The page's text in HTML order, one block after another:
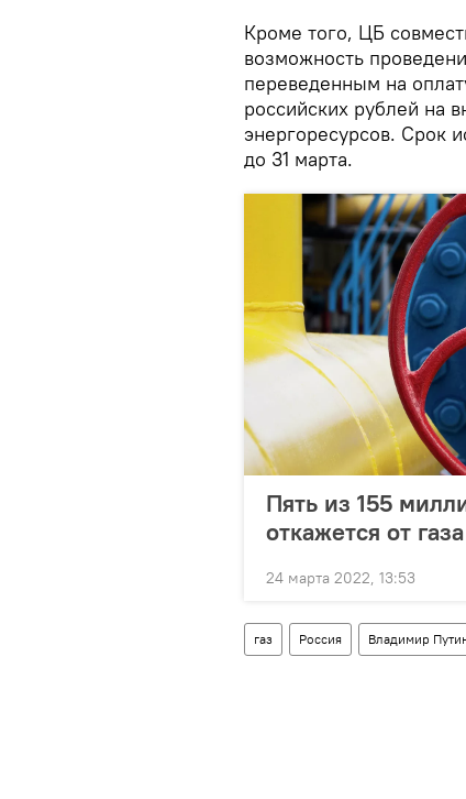
Кроме того, ЦБ
возможность
переведенным на
российских рублей на
энергоресурсов. Срок
до 31 марта.
Пять из 155
откажется от
24 марта 2022, 13:53
газ Россия Владимир